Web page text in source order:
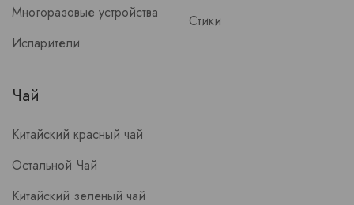
Многоразовые устройства
Испарители
Стики
Чай
Китайский красный чай
Остальной Чай
Китайский зеленый чай